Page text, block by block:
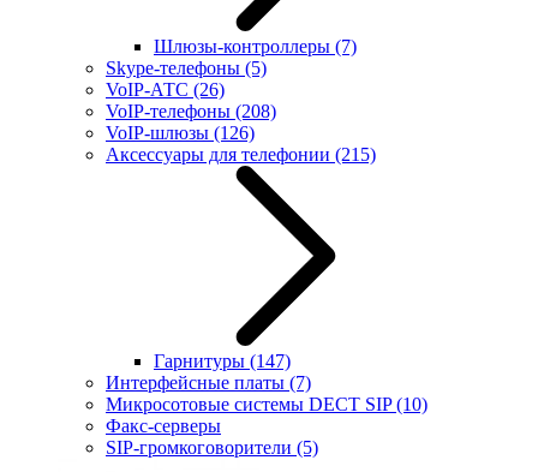
Шлюзы-контроллеры (7)
Skype-телефоны (5)
VoIP-АТС (26)
VoIP-телефоны (208)
VoIP-шлюзы (126)
Аксессуары для телефонии (215)
Гарнитуры (147)
Интерфейсные платы (7)
Микросотовые системы DECT SIP(10)
Факс-серверы
SIP-громкоговорители (5)